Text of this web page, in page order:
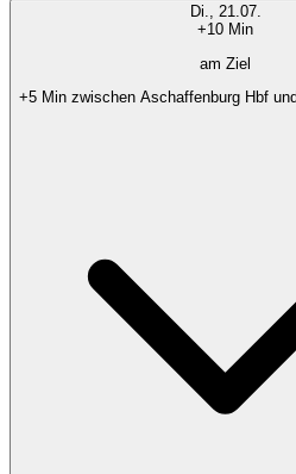
Di., 21.07.
+10 Min
am Ziel
+5 Min zwischen Aschaffenburg Hbf